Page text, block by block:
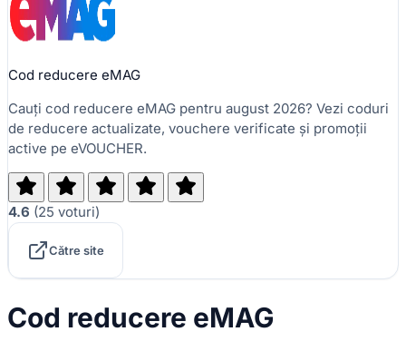
Cod reducere eMAG
Cauți cod reducere eMAG pentru august 2026? Vezi coduri
de reducere actualizate, vouchere verificate și promoții
active pe eVOUCHER.
4.6 (25 voturi)
Către site
Cod reducere eMAG